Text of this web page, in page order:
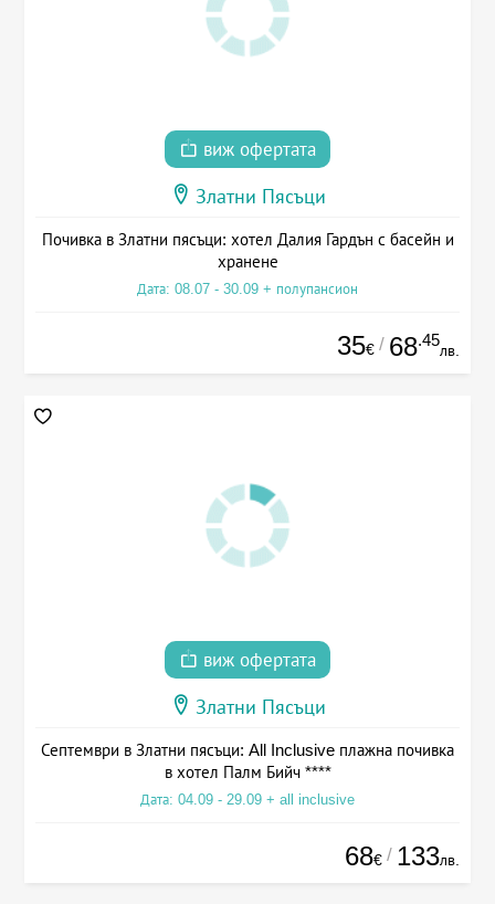
виж офертата
Златни Пясъци
Почивка в Златни пясъци: хотел Далия Гардън с басейн и
хранене
Дата: 08.07 - 30.09 + полупансион
35€ / 68.45
лв.
виж офертата
Златни Пясъци
Септември в Златни пясъци: All Inclusive плажна почивка
в хотел Палм Бийч ****
Дата: 04.09 - 29.09 + all inclusive
68€ / 133лв.